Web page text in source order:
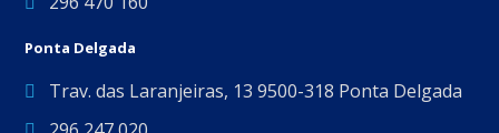
Ponta Delgada
Trav. das Laranjeiras, 13 9500-318 Ponta Delgada